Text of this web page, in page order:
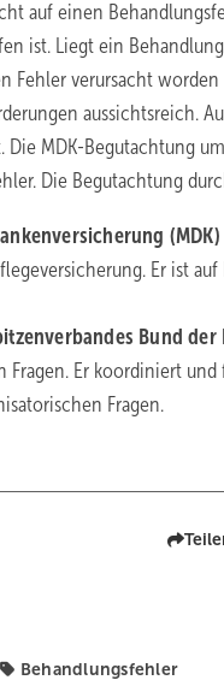
auf einen
ist. Liegt ein
Fehler verursacht worden
aussichtsreich.
MDK-Begutachtung
Die Begutachtung
(MDK)
Er ist
Bund der
Er koordiniert
Fragen.
Behandlungsfehler